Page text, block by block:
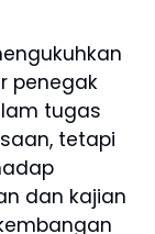
penegak
tugas
tetapi
dan kajian